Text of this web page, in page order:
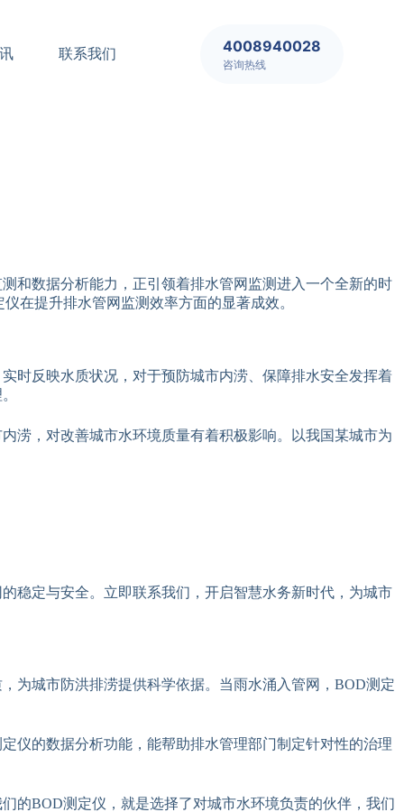
联系我们 4008940028
咨询热线
和数据分析能力，正引领着排水管网监测进入一个全新的时
在提升排水管网监测效率方面的显著成效。
时反映水质状况，对于预防城市内涝、保障排水安全发挥着
涝，对改善城市水环境质量有着积极影响。以我国某城市为
稳定与安全。立即联系我们，开启智慧水务新时代，为城市
为城市防洪排涝提供科学依据。当雨水涌入管网，BOD测定
仪的数据分析功能，能帮助排水管理部门制定针对性的治理
的BOD测定仪，就是选择了对城市水环境负责的伙伴，我们